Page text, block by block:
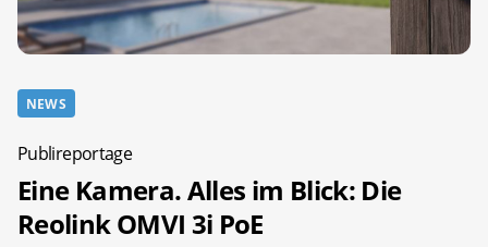
NEWS
Publireportage
Eine Kamera. Alles im Blick: Die
Reolink OMVI 3i PoE